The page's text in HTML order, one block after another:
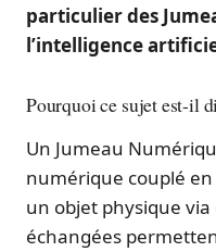
particulier des
l’intelligence
Pourquoi ce sujet est-il
Un Jumeau
numérique couplé
un objet physique
échangées